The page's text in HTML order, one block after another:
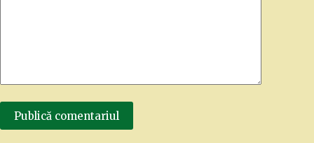
Publică comentariul